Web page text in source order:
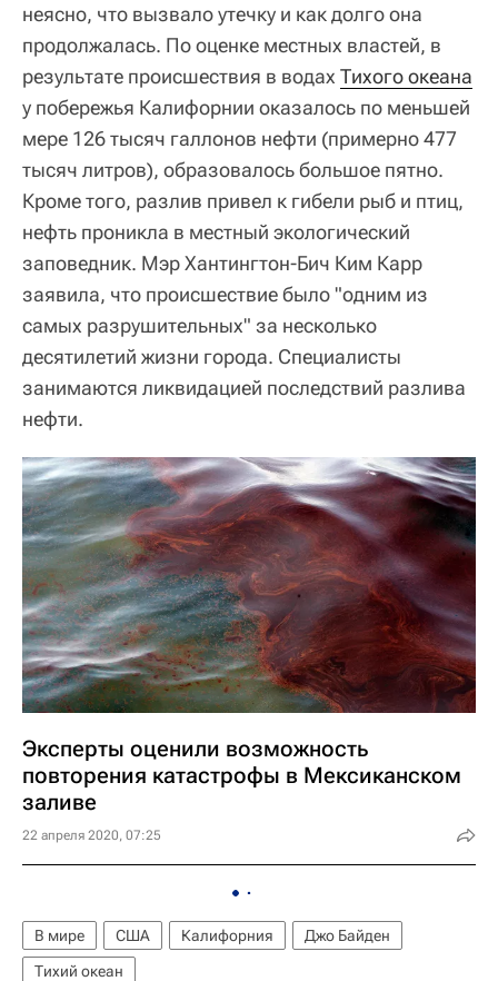
неясно, что вызвало утечку и как долго она
продолжалась. По оценке местных властей, в
результате происшествия в водах Тихого океана
у побережья Калифорнии оказалось по меньшей
мере 126 тысяч галлонов нефти (примерно 477
тысяч литров), образовалось большое пятно.
Кроме того, разлив привел к гибели рыб и птиц,
нефть проникла в местный экологический
заповедник. Мэр Хантингтон-Бич Ким Карр
заявила, что происшествие было "одним из
самых разрушительных" за несколько
десятилетий жизни города. Специалисты
занимаются ликвидацией последствий разлива
нефти.
Эксперты оценили возможность
повторения катастрофы в Мексиканском
заливе
22 апреля 2020, 07:25
В мире США Калифорния
Джо Байден
Тихий океан